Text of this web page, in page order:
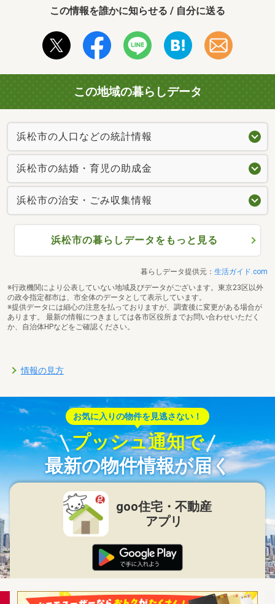
この情報を誰かに知らせる / 自分に送る
この地域の暮らしデータ
浜松市の人口などの統計情報
浜松市の結婚・育児の助成金
浜松市の治安・ごみ収集情報
浜松市の暮らしデータをもっと見る
暮らしデータ提供元： 生活ガイド.com
※行政機関により公表していない地域及びデータがございます。東京23区以外
の政令指定都市は、市全体のデータとして表示しています。
※提供データには細心の注意を払っておりますが、調査後に変更がある場合が
あります。 最新の情報につきましては各市区役所までお問い合わせいただく
か、自治体HPなどをご確認ください。
情報の見方
お気に入りの物件を見逃さない！
プッシュ通知で
最新の物件情報が届く
goo住宅・不動産
アプリ